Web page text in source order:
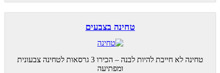
טחינה בצבעים
טחינה לא חייבת להיות לבנה – הכירו 3 גרסאות לטחינה צבעונית
ומפתיעה